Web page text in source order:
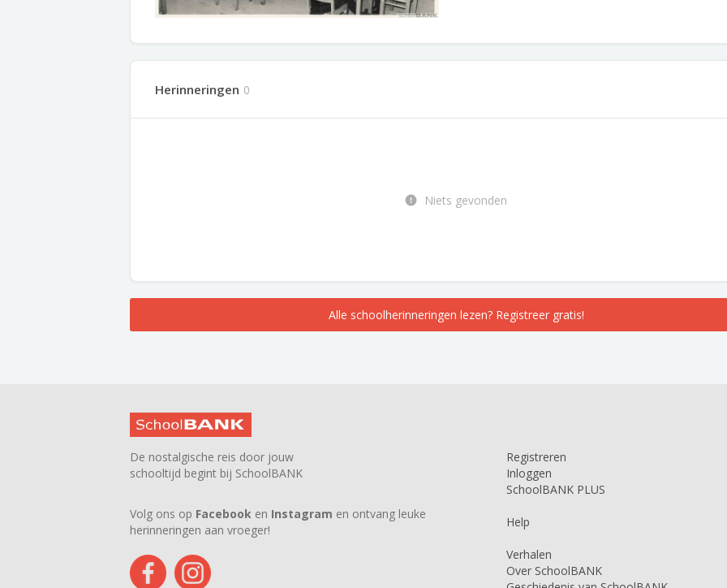
Herinneringen 0
Niets gevonden
Alle schoolherinneringen lezen? Registreer gratis!
De nostalgische reis door jouw
schooltijd begint bij SchoolBANK
Volg ons op Facebook en Instagram en ontvang leuke
herinneringen aan vroeger!
Registreren
Inloggen
SchoolBANK PLUS
Help
Verhalen
Over SchoolBANK